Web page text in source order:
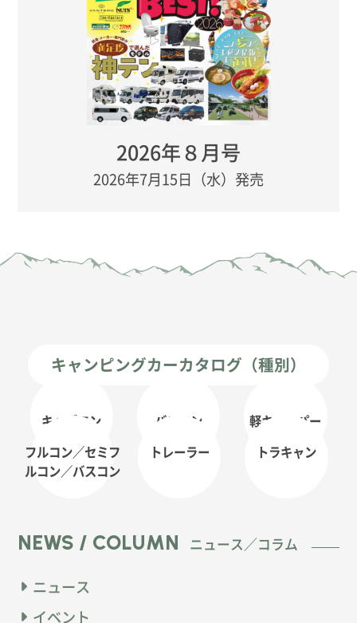
2026年８月号
2026年7月15日（水）発売
キャンピングカーカタログ（種別）
キャブコン バンコン
軽キャンパー
フルコン／セミフ
ルコン／バスコン
トレーラー トラキャン
NEWS / COLUMN ニュース／コラム
ニュース
イベント